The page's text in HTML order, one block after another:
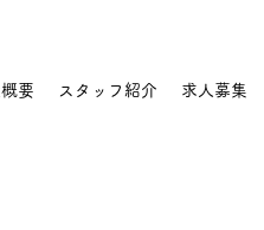
要 スタッフ紹介 求人募集